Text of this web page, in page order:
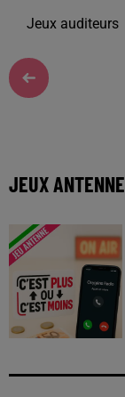
Jeux auditeurs
JEUX ANTENNE